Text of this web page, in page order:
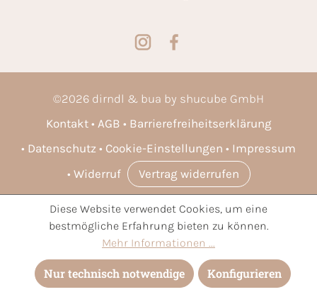
©2026 dirndl & bua by shucube GmbH
Kontakt
AGB
Barrierefreiheitserklärung
Datenschutz
Cookie-Einstellungen
Impressum
Widerruf
Vertrag widerrufen
* Alle Preise inkl. gesetzl. Mehrwertsteuer zzgl.Versandkosten
und ggf. Nachnahmegebühren, wenn nicht anders angegeben.
Diese Website verwendet Cookies, um eine
bestmögliche Erfahrung bieten zu können.
Mehr Informationen ...
Nur technisch notwendige Konfigurieren